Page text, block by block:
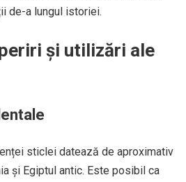
de-a lungul istoriei.
și utilizări ale
sticlei datează de aproximativ
și Egiptul antic. Este posibil ca